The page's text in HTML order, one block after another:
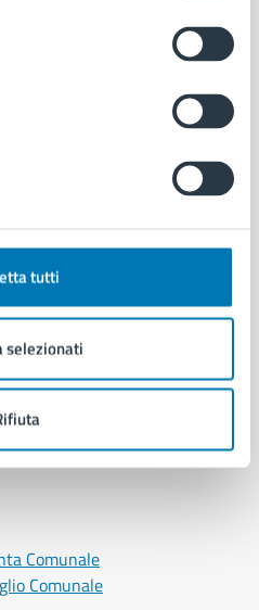
tutti
selezionati
Comunale
Comunale